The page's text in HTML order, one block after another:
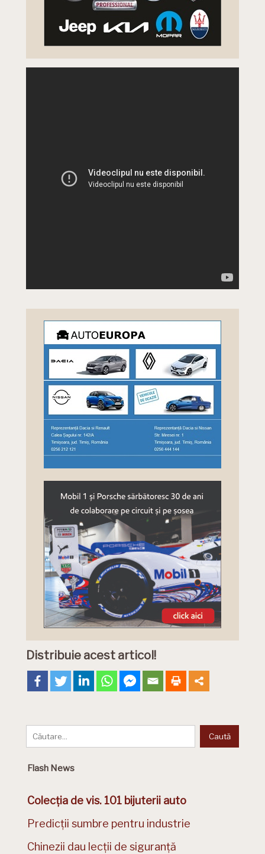
Distribuie acest articol!
Flash News
Colecția de vis. 101 bijuterii auto
Predicții sumbre pentru industrie
Chinezii dau lecții de siguranță